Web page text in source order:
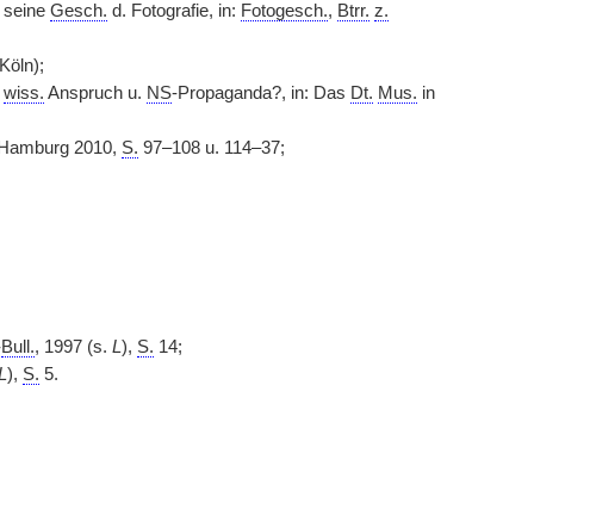
seine Gesch. d. Fotografie, in: Fotogesch., Btrr. z.
wiss. Anspruch u. NS-Propaganda?, in: Das Dt. Mus. in
Hamburg 2010, S. 97–108 u. 114–37;
Bull., 1997 (s. L), S. 14;
), S. 5.